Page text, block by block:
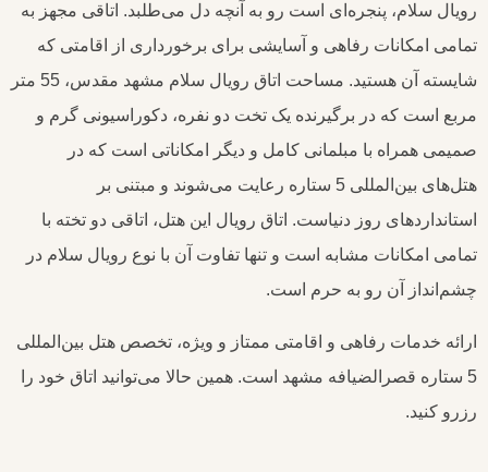
رویال سلام، پنجره‌ای است رو به آنچه دل می‌طلبد. اتاقی مجهز به
تمامی امکانات رفاهی و آسایشی برای برخورداری از اقامتی که
شایسته آن هستید. مساحت اتاق رویال سلام مشهد مقدس، 55 متر
مربع است که در برگیرنده یک تخت دو نفره، دکوراسیونی گرم و
صمیمی همراه با مبلمانی کامل و دیگر امکاناتی است که در
هتل‌های بین‌المللی 5 ستاره رعایت می‌شوند و مبتنی بر
استانداردهای روز دنیاست. اتاق‌ رویال این هتل، اتاقی دو تخته با
تمامی امکانات مشابه است و تنها تفاوت آن با نوع رویال سلام در
چشم‌انداز آن رو به حرم است.
ارائه خدمات رفاهی و اقامتی ممتاز و ویژه، تخصص هتل بین‌المللی
5 ستاره قصرالضیافه مشهد است. همین حالا می‌توانید اتاق خود را
رزرو کنید.